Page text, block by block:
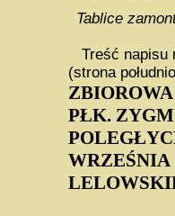
Tablice
Treść napisu
(strona
PŁK.
WRZEŚNIA